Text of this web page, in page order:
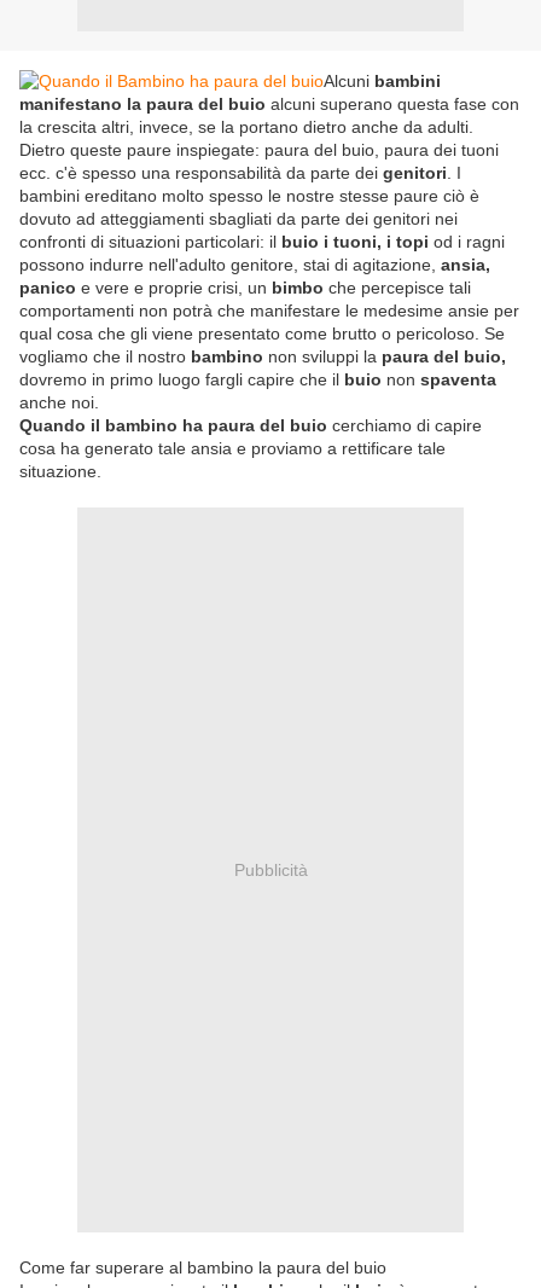
Alcuni bambini
manifestano la paura del buio alcuni superano questa fase con
la crescita altri, invece, se la portano dietro anche da adulti.
Dietro queste paure inspiegate: paura del buio, paura dei tuoni
ecc. c'è spesso una responsabilità da parte dei genitori . I
bambini ereditano molto spesso le nostre stesse paure ciò è
dovuto ad atteggiamenti sbagliati da parte dei genitori nei
confronti di situazioni particolari: il buio i tuoni, i topi od i ragni
possono indurre nell'adulto genitore, stai di agitazione, ansia,
panico e vere e proprie crisi, un bimbo che percepisce tali
comportamenti non potrà che manifestare le medesime ansie per
qual cosa che gli viene presentato come brutto o pericoloso. Se
vogliamo che il nostro bambino non sviluppi la paura del buio,
dovremo in primo luogo fargli capire che il buio non spaventa
anche noi.
Quando il bambino ha paura del buio cerchiamo di capire
cosa ha generato tale ansia e proviamo a rettificare tale
situazione.
Pubblicità
Come far superare al bambino la paura del buio